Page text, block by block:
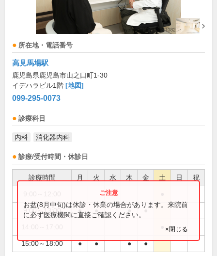
所在地・電話番号
高見馬場駅
鹿児島県鹿児島市山之口町1-30
イデハラビル1階 [地図]
099-295-0073
診療科目
内科 消化器内科
診療/受付時間・休診日
診療時間 月 火 水 木 金 土 日 祝
9:00～13:00 ● ● ● ●
15:00～18:00 ● ● ● ●
お盆(8月中旬)は休診・休業の場合があります。来院前
に必ず医療機関に直接ご確認ください。
×閉じる